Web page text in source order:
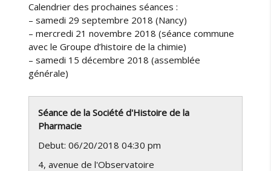
Calendrier des prochaines séances :
– samedi 29 septembre 2018 (Nancy)
– mercredi 21 novembre 2018 (séance commune
avec le Groupe d’histoire de la chimie)
– samedi 15 décembre 2018 (assemblée
générale)
Séance de la Société d'Histoire de la
Pharmacie
Debut: 06/20/2018 04:30 pm
4, avenue de l'Observatoire